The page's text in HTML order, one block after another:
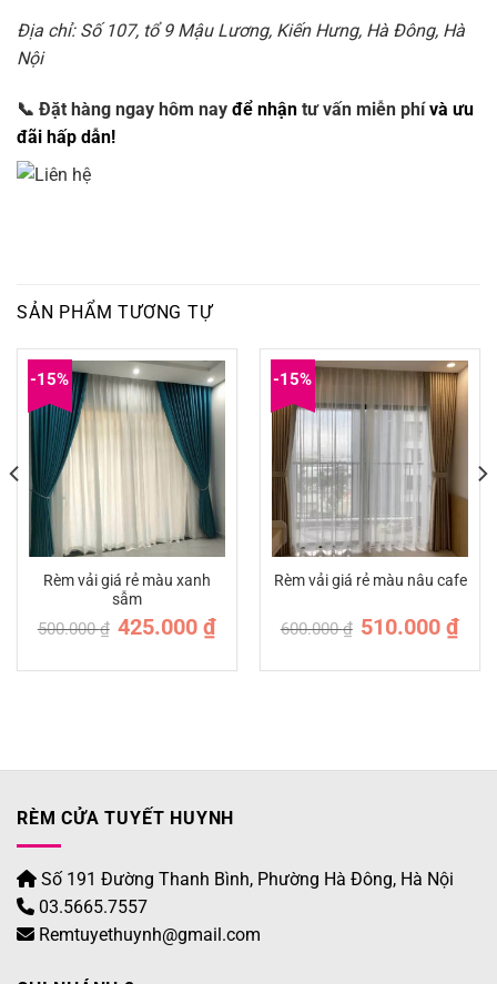
Địa chỉ: Số 107, tổ 9 Mậu Lương, Kiến Hưng, Hà Đông, Hà
Nội
📞 Đặt hàng ngay hôm nay để nhận tư vấn miễn phívà ưu
đãi hấp dẫn!
SẢN PHẨM TƯƠNG TỰ
-15%
Rèm vải giá rẻ màu xanh
sẫm
500.000₫
Giá
gốc
425.000₫Giá
-15%
Rèm vải giá rẻ màu nâu cafe
600.000₫ Giá
gốc
510.000₫Giá
RÈM CỬA TUYẾT HUYNH
Số 191 Đường Thanh Bình, Phường Hà Đông, Hà Nội
03.5665.7557
Remtuyethuynh@gmail.com